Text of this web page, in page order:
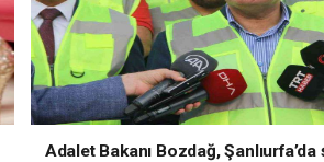
Adalet Bakanı Bozdağ,